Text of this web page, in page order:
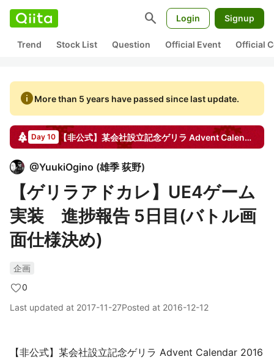
search Login Signup
Trend Stock List Question Official Event Official
infoMore than 5 years have passed since last update.
Day 10 【非公式】某会社設立記念ゲリラ Advent Calendar
@YuukiOgino (雄季 荻野)
【ゲリラアドカレ】UE4ゲーム
実装 進捗報告 5日目(バトル画
面仕様決め)
企画
0
Last updated at 2017-11-27Posted at 2016-12-12
【非公式】某会社設立記念ゲリラ Advent Calendar 2016